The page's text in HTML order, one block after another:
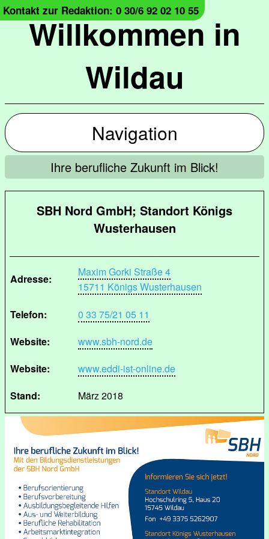
Willkommen in
Wildau
Kontakt zur Redaktion: 0 30/6 92 02 10 55
Navigation
Ihre berufliche Zukunft im Blick!
SBH Nord GmbH; Standort Königs
Wusterhausen
Adresse:
Maxim Gorki Straße 4
15711 Königs Wusterhausen
Telefon:
0 33 75/21 05 11
Website:
www.sbh-nord.de
Website:
www.eddi-ist-online.de
Stand:
März 2018